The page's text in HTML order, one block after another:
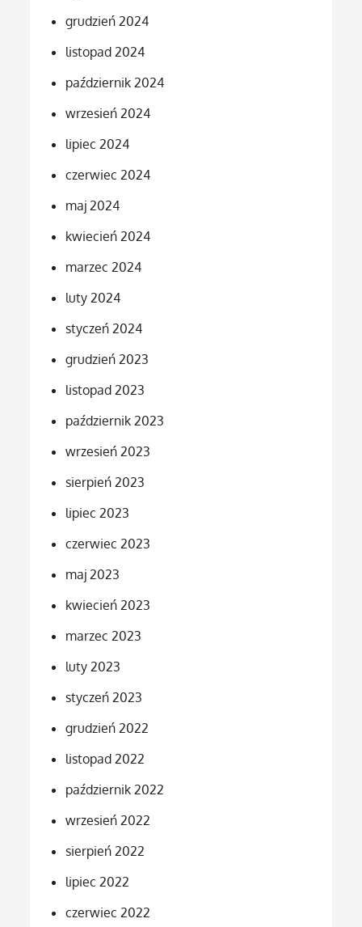
grudzień 2024
listopad 2024
październik 2024
wrzesień 2024
lipiec 2024
czerwiec 2024
maj 2024
kwiecień 2024
marzec 2024
luty 2024
styczeń 2024
grudzień 2023
listopad 2023
październik 2023
wrzesień 2023
sierpień 2023
lipiec 2023
czerwiec 2023
maj 2023
kwiecień 2023
marzec 2023
luty 2023
styczeń 2023
grudzień 2022
listopad 2022
październik 2022
wrzesień 2022
sierpień 2022
lipiec 2022
czerwiec 2022